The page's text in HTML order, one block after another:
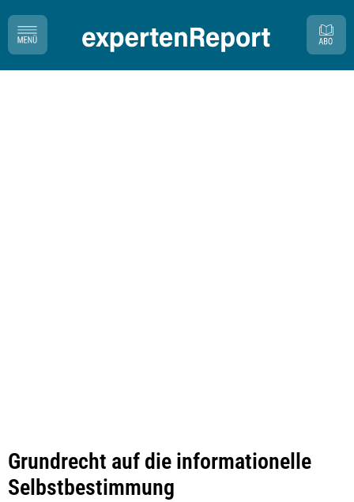
Grundrecht auf die informationelle
Selbstbestimmung